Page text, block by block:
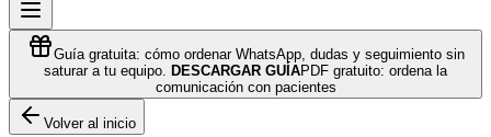
Guía gratuita: cómo ordenar WhatsApp, dudas y seguimiento sin
saturar a tu equipo. DESCARGAR GUÍAPDF gratuito: ordena la
comunicación con pacientes
Volver al inicio